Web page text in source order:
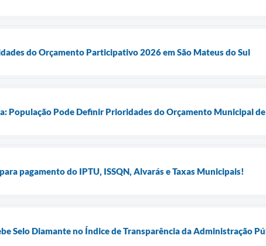
do Orçamento Participativo 2026 em São Mateus do Sul
População Pode Definir Prioridades do Orçamento Municipal
pagamento do IPTU, ISSQN, Alvarás e Taxas Municipais!
Selo Diamante no Índice de Transparência da Administração